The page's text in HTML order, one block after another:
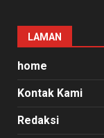
LAMAN
home
Kontak Kami
Redaksi